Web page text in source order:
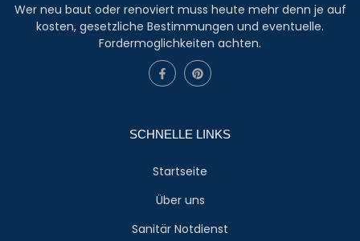
Wer neu baut oder renoviert muss heute mehr denn je auf
kosten, gesetzliche Bestimmungen und eventuelle.
Fordermoglichkeiten achten.
SCHNELLE LINKS
Startseite
Über uns
Sanitär Notdienst